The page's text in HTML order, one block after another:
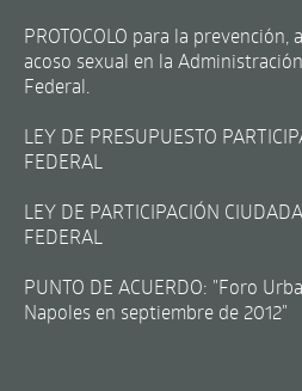
PROTOCOLO para la
acoso sexual en la
Federal.
LEY DE PRESUPUESTO
FEDERAL
LEY DE PARTICIPACIÓN
FEDERAL
PUNTO DE ACUERDO: "Foro
Napoles en septiembre de 2012"